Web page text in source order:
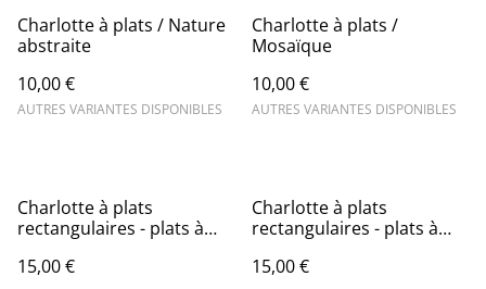
Charlotte à plats / Nature
abstraite
10,00 €
AUTRES VARIANTES DISPONIBLES
Charlotte à plats /
Mosaïque
10,00 €
AUTRES VARIANTES DISPONIBLES
Charlotte à plats
rectangulaires - plats à
15,00 €
Charlotte à plats
rectangulaires - plats à
15,00 €